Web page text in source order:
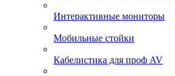
Интерактивные мониторы
Мобильные стойки
Кабелистика для проф AV